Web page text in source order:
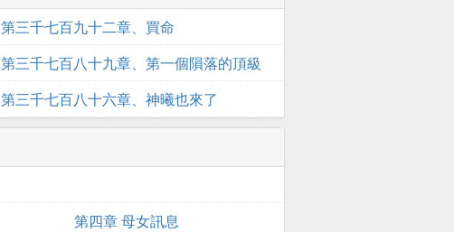
第三千七百九十二章、買命
第三千七百八十九章、第一個隕落的頂級
天神！
第三千七百八十六章、神曦也來了
第四章 母女訊息